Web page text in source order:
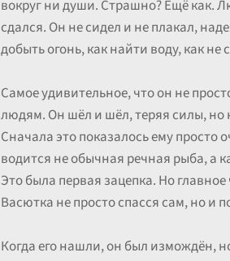
вокруг ни души. Страшно? Ещё как.
сдался. Он не сидел и не плакал,
добыть огонь, как найти воду, как не
Самое удивительное, что он не
людям. Он шёл и шёл, теряя силы, но
Сначала это показалось ему
водится не обычная речная рыба, а
Это была первая зацепка. Но
Васютка не просто спасся сам, но и
Когда его нашли, он был измождён,